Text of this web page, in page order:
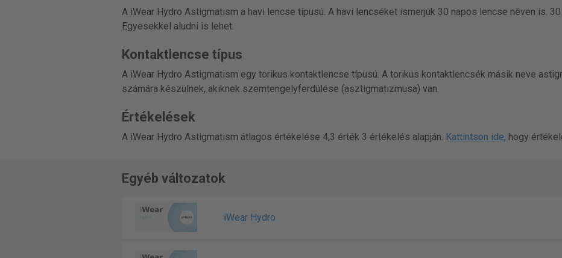
A iWear Hydro Astigmatism a havi lencse típusú. A havi lencséket ismerjük 30 napos lencse néven is.
Egyesekkel aludni is lehet.
Kontaktlencse típus
A iWear Hydro Astigmatism egy torikus kontaktlencse típusú. A torikus kontaktlencsék másik neve
számára készülnek, akiknek szemtengelyferdülése (asztigmatizmusa) van.
Értékelések
A iWear Hydro Astigmatism átlagos értékelése 4,3 érték 3 értékelés alapján. Kattintson ide, hogy
Egyéb változatok
iWear Hydro